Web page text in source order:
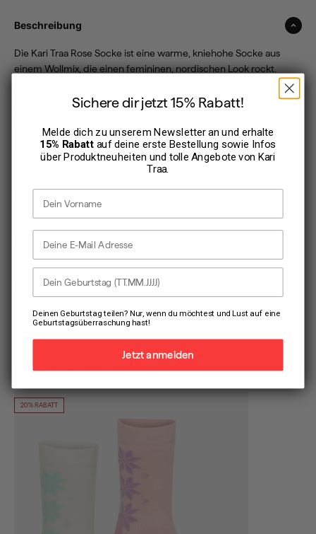
Beschreibung
Die Kari Traa Rose Socke ist eine warme, kniehohe Socke aus
einem Wollmix, die einen femininen, nordischen Look rockt.
Stretch, eine stützende Senkfusseinlage und eine verstärkte
die flache Zehennaht verhindert Scheuern und das gerippte
Bündchen verspricht ein angenehmes Tragegefühl.
Pflegehinweis
Versand & Retoure
Alternative Produkte
20% RABATT
Sichere dir jetzt 15% Rabatt!
Melde dich zu unserem Newsletter an und erhalte
15% Rabatt auf deine erste Bestellung sowie Infos
über Produktneuheiten und tolle Angebote von Kari
Traa.
E-Mail Adresse
Dein Geburtstag
Deinen Geburtstag teilen? Nur, wenn du möchtest und Lust auf eine
Geburtstagsüberraschung hast!
Jetzt anmelden